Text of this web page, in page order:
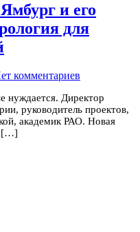
и его
для
комментариев
нуждается. Директор
руководитель проектов,
академик РАО. Новая
[…]